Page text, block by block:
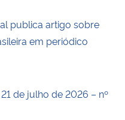
publica artigo sobre
em periódico
de julho de 2026 – nº